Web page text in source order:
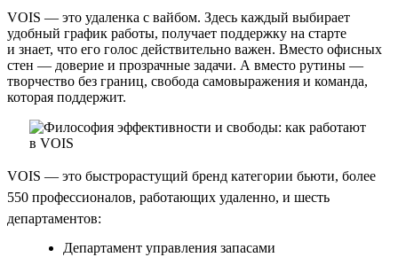
VOIS — это удаленка с вайбом. Здесь каждый выбирает
удобный график работы, получает поддержку на старте
и знает, что его голос действительно важен. Вместо офисных
стен — доверие и прозрачные задачи. А вместо рутины —
творчество без границ, свобода самовыражения и команда,
которая поддержит.
VOIS — это быстрорастущий бренд категории бьюти, более
550 профессионалов, работающих удаленно, и шесть
департаментов:
Департамент управления запасами